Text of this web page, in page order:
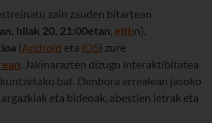
zain zauden bitartean
hilak 20, 21:00etan, eitbn),
(Android eta iOS) zure
. Jakinarazten dizugu interaktibitatea
bat. Denbora errealean jasoko
eta bideoak, abestien letrak eta